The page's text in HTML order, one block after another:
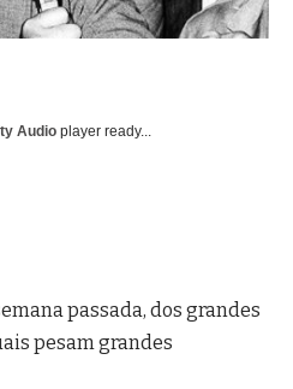
Audio player ready...
passada, dos grandes
pesam grandes